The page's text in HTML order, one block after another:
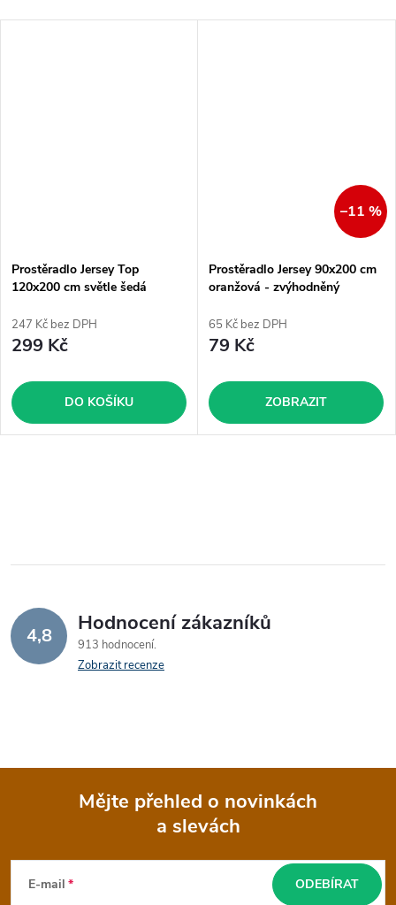
Prostěradlo Jersey Top
120x200 cm světle šedá
247 Kč bez DPH
299 Kč
DO KOŠÍKU
–11 %
Prostěradlo Jersey 90x200 cm
oranžová - zvýhodněný
65 Kč bez DPH
79 Kč
ZOBRAZIT
4,8 Hodnocení zákazníků
913 hodnocení
Zobrazit recenze
Mějte přehled o novinkách
a slevách
E-mail ODEBÍRAT